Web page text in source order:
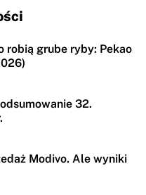
robią grube ryby: Pekao
32.
Modivo. Ale wyniki